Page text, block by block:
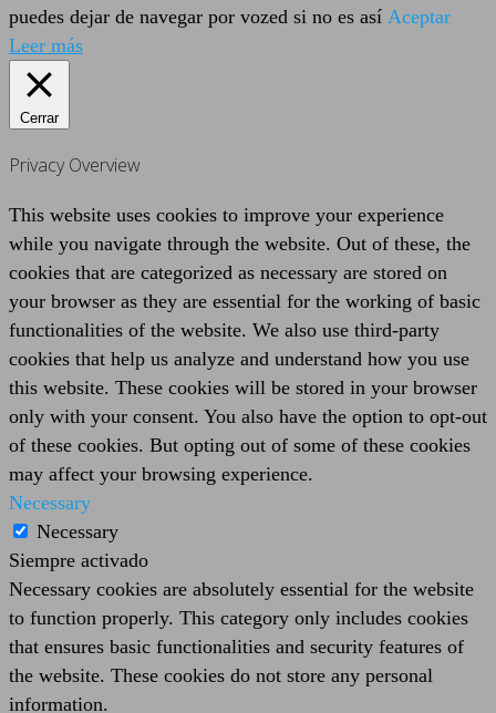
puedes dejar de navegar por vozed si no es así Aceptar
Leer más
Cerrar
Privacy Overview
This website uses cookies to improve your experience
while you navigate through the website. Out of these, the
cookies that are categorized as necessary are stored on
your browser as they are essential for the working of basic
functionalities of the website. We also use third-party
cookies that help us analyze and understand how you use
this website. These cookies will be stored in your browser
only with your consent. You also have the option to opt-out
of these cookies. But opting out of some of these cookies
may affect your browsing experience.
Necessary
Necessary
Siempre activado
Necessary cookies are absolutely essential for the website
to function properly. This category only includes cookies
that ensures basic functionalities and security features of
the website. These cookies do not store any personal
information.